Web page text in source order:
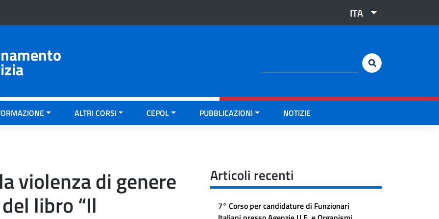
ITA
ALTRI CORSI CEPOL PUBBLICAZIONI NOTIZIE
violenza di genere
libro “Il
Articoli recenti
7° Corso per candidature di Funzionari